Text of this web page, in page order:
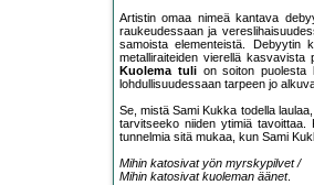
Artistin omaa nimeä kantava
raukeudessaan ja
samoista elementeistä. Debyytin
metalliraiteiden vierellä
Kuolema tulion soiton puolesta
lohdullisuudessaan tarpeen jo
Se, mistä Sami Kukka todella
tarvitseeko niiden ytimiä tavoittaa.
tunnelmia sitä mukaa, kun Sami
Mihin katosivat yön myrskypilvet /
Mihin katosivat kuoleman äänet.